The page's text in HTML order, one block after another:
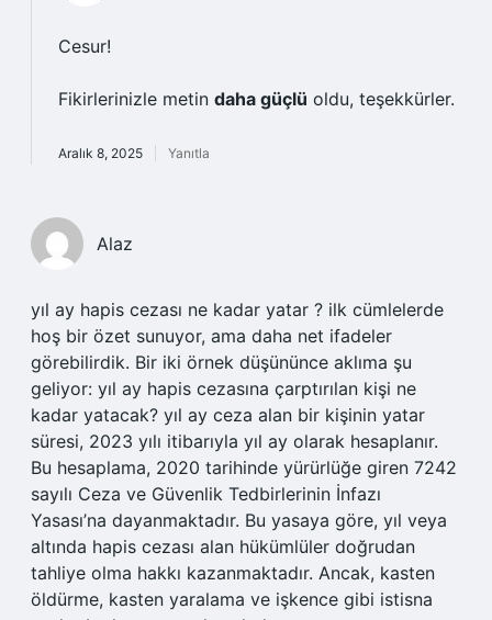
Cesur!
Fikirlerinizle metin daha güçlü oldu, teşekkürler.
Aralık 8, 2025 Yanıtla
Alaz
yıl ay hapis cezası ne kadar yatar ? ilk cümlelerde
hoş bir özet sunuyor, ama daha net ifadeler
görebilirdik. Bir iki örnek düşününce aklıma şu
geliyor: yıl ay hapis cezasına çarptırılan kişi ne
kadar yatacak? yıl ay ceza alan bir kişinin yatar
süresi, 2023 yılı itibarıyla yıl ay olarak hesaplanır.
Bu hesaplama, 2020 tarihinde yürürlüğe giren 7242
sayılı Ceza ve Güvenlik Tedbirlerinin İnfazı
Yasası’na dayanmaktadır. Bu yasaya göre, yıl veya
altında hapis cezası alan hükümlüler doğrudan
tahliye olma hakkı kazanmaktadır. Ancak, kasten
öldürme, kasten yaralama ve işkence gibi istisna